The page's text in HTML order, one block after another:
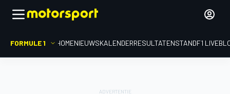
FORMULE 1 HOMENIEUWSKALENDERRESULTATENSTANDF1